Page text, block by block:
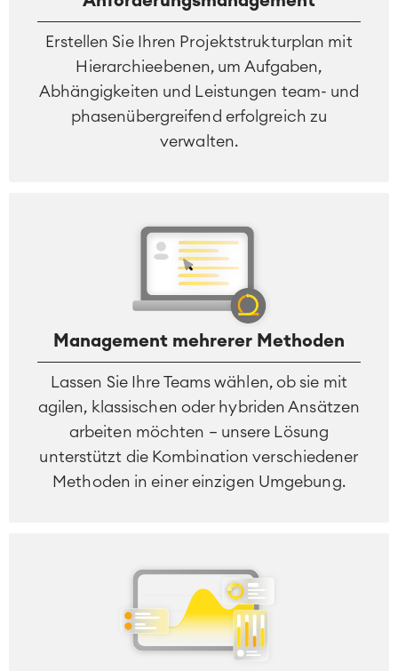
Requirements Management
Agile Development
Test Management
Technische Dokumentation
Erstellen Sie Ihren Projektstrukturplan mit
Hierarchieebenen, um Aufgaben,
Abhängigkeiten und Leistungen team- und
phasenübergreifend erfolgreich zu
verwalten.
Management mehrerer Methoden
Lassen Sie Ihre Teams wählen, ob sie mit
agilen, klassischen oder hybriden Ansätzen
arbeiten möchten – unsere Lösung
unterstützt die Kombination verschiedener
Methoden in einer einzigen Umgebung.